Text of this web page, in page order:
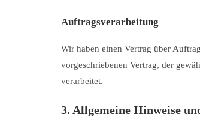
Auftragsverarbeitung
Wir haben einen Vertrag über
vorgeschriebenen Vertrag, der
verarbeitet.
3. Allgemeine Hinweise